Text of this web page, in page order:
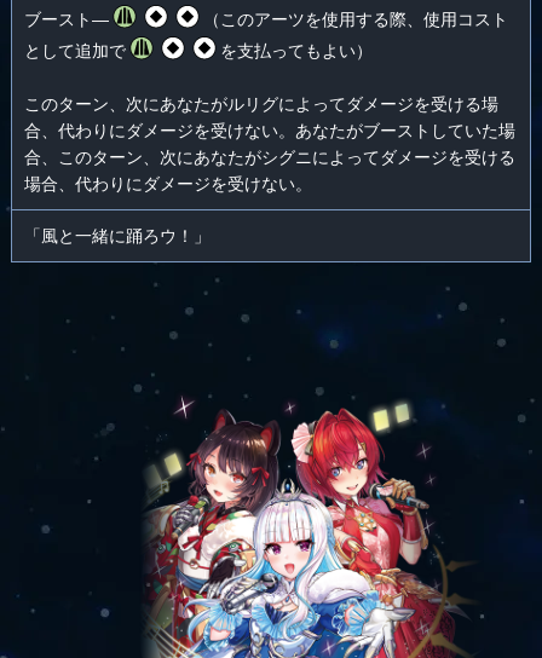
ブースト―
（このアーツを使用する際、使用コスト
として追加で
を支払ってもよい）
このターン、次にあなたがルリグによってダメージを受ける場
合、代わりにダメージを受けない。あなたがブーストしていた場
合、このターン、次にあなたがシグニによってダメージを受ける
場合、代わりにダメージを受けない。
「風と一緒に踊ろウ！」